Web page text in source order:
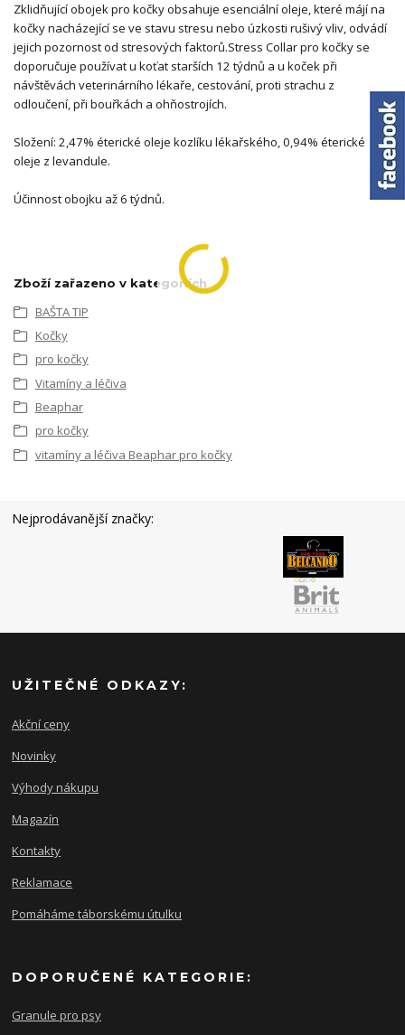
Zklidňující obojek pro kočky obsahuje esenciální oleje, které májí na
kočky nacházející se ve stavu stresu nebo úzkosti rušivý vliv, odvádí
jejich pozornost od stresových faktorů.Stress Collar pro kočky se
doporučuje používat u koťat starších 12 týdnů a u koček při
návštěvách veterinárního lékaře, cestování, proti strachu z
odloučení, při bouřkách a ohňostrojích.
Složení: 2,47% éterické oleje kozlíku lékařského, 0,94% éterické
oleje z levandule.
Účinnost obojku až 6 týdnů.
Zboží zařazeno v kategoriích
BAŠTA TIP
Kočky
pro kočky
Vitamíny a léčiva
Beaphar
pro kočky
vitamíny a léčiva Beaphar pro kočky
Nejprodávanější značky:
UŽITEČNÉ ODKAZY:
Akční ceny
Novinky
Výhody nákupu
Magazín
Kontakty
Reklamace
Pomáháme táborskému útulku
DOPORUČENÉ KATEGORIE:
Granule pro psy